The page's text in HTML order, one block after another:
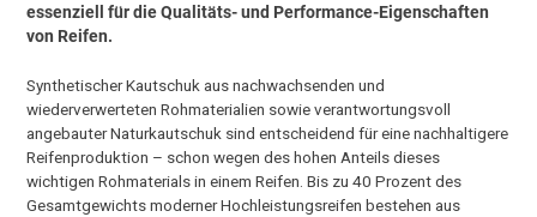
essenziell für die Qualitäts- und Performance-Eigenschaften
von Reifen.
Synthetischer Kautschuk aus nachwachsenden und
wiederverwerteten Rohmaterialien sowie verantwortungsvoll
angebauter Naturkautschuk sind entscheidend für eine nachhaltigere
Reifenproduktion – schon wegen des hohen Anteils dieses
wichtigen Rohmaterials in einem Reifen. Bis zu 40 Prozent des
Gesamtgewichts moderner Hochleistungsreifen bestehen aus